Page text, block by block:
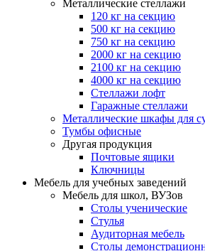
Металлические стеллажи
120 кг на секцию
500 кг на секцию
750 кг на секцию
2000 кг на секцию
2100 кг на секцию
4000 кг на секцию
Стеллажи лофт
Гаражные стеллажи
Металлические шкафы для
Тумбы офисные
Другая продукция
Почтовые ящики
Ключницы
Мебель для учебных заведений
Мебель для школ, ВУЗов
Столы ученические
Стулья
Аудиторная мебель
Столы